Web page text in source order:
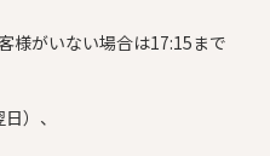
様がいない場合は17:15まで
）、